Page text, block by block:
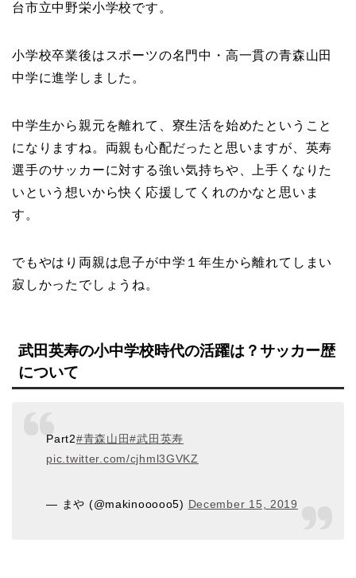
台市立中野栄小学校です。
小学校卒業後はスポーツの名門中・高一貫の青森山田
中学に進学しました。
中学生から親元を離れて、寮生活を始めたということ
になりますね。両親も心配だったと思いますが、英寿
選手のサッカーに対する強い気持ちや、上手くなりた
いという想いから快く応援してくれのかなと思いま
す。
でもやはり両親は息子が中学１年生から離れてしまい
寂しかったでしょうね。
武田英寿の小中学校時代の活躍は？サッカー歴
について
Part2#青森山田#武田英寿
pic.twitter.com/cjhml3GVKZ
— まや (@makinooooo5) December 15, 2019